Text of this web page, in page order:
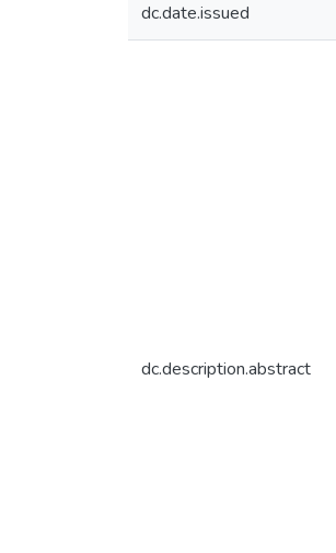
dc.date.issued
dc.description.abstract